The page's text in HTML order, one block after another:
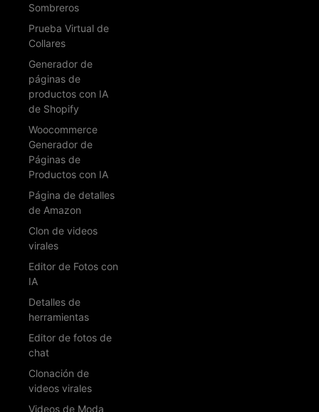
Sombreros
Prueba Virtual de
Collares
Generador de
páginas de
productos con IA
de Shopify
Woocommerce
Generador de
Páginas de
Productos con IA
Página de detalles
de Amazon
Clon de videos
virales
Editor de Fotos con
IA
Detalles de
herramientas
Editor de fotos de
chat
Clonación de
videos virales
Videos de Moda